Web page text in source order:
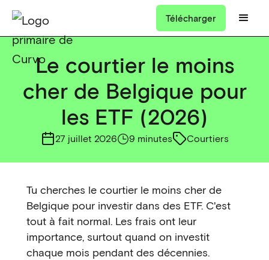
Télécharger
Le courtier le moins
cher de Belgique pour
les ETF (2026)
27 juillet 2026 9 minutes Courtiers
Tu cherches le courtier le moins cher de
Belgique pour investir dans des ETF. C'est
tout à fait normal. Les frais ont leur
importance, surtout quand on investit
chaque mois pendant des décennies.